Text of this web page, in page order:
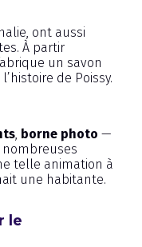
ont aussi
À partir
un savon
de Poissy.
borne photo —
telle animation à
une habitante.
le